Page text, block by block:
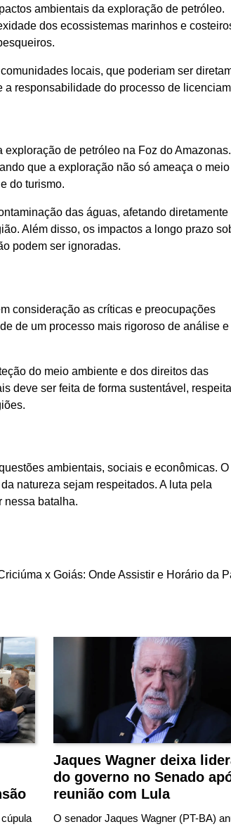
ambientais da exploração de petróleo.
dos ecossistemas marinhos e
locais, que poderiam ser
responsabilidade do processo de
de petróleo na Foz do
que a exploração não só ameaça o meio
do turismo.
das águas, afetando diretamente
Além disso, os impactos a longo prazo
podem ser ignoradas.
consideração as críticas e preocupações
de um processo mais rigoroso de análise e
do meio ambiente e dos direitos das
deve ser feita de forma sustentável,
ambientais, sociais e econômicas. O
natureza sejam respeitados. A luta pela
nessa batalha.
x Goiás: Onde Assistir e Horário da
Jaques Wagner deixa
do governo no Senado
reunião com Lula
O senador Jaques Wagner (PT-BA)